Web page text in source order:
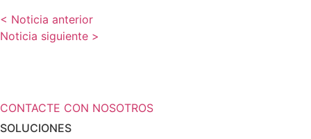
< Noticia anterior
Noticia siguiente >
CONTACTE CON NOSOTROS
SOLUCIONES